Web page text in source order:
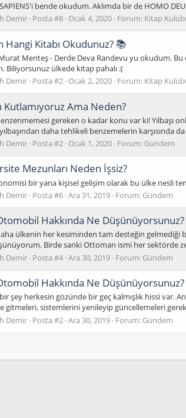
bende okudum. Aklımda bir de HOMO
Demir Posta #8 Ocak 4, 2020 Forum: Kitap
Hangi Kitabı Okudunuz? 📚
Menteş - Derde Deva Randevu yu okudum.
Biliyorsunuz ülkede kitap pahalı :(
Demir Posta #2 Ocak 2, 2020 Forum: Kitap
Kutlamıyoruz Ama Neden?
gereken o kadar konu var ki! Yılbaşı
daha tehlikeli benzemelerin karşısında
Demir Posta #2 Ocak 1, 2020 Forum: Gündem
Mezunları Neden İşsiz?
bir yana kişisel gelişim olarak bu ülke nesli
Demir Posta #6 Ara 31, 2019 Forum: Gündem
Hakkında Ne Düşünüyorsunuz?
ülkenin her kesiminden tam desteğin
Birde sanki Ottoman ismi her sektörde
Demir Posta #4 Ara 30, 2019 Forum: Gündem
Hakkında Ne Düşünüyorsunuz?
şey herkesin gözünde bir geç kalmışlık hissi var.
gitmeleri, sistemlerini yenileyip güncellemeleri
Demir Posta #2 Ara 30, 2019 Forum: Gündem